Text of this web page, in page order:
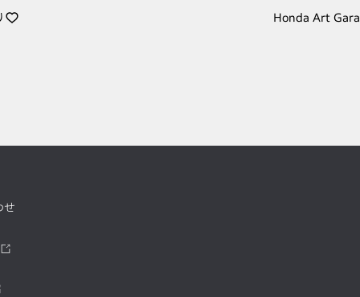
Honda Art
せ